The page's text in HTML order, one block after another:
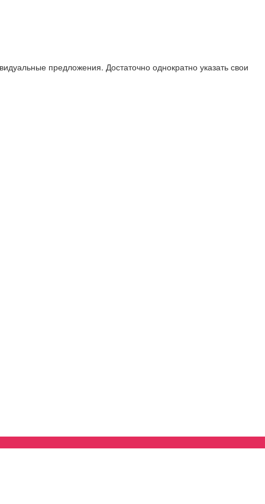
предложения. Достаточно однократно указать свои